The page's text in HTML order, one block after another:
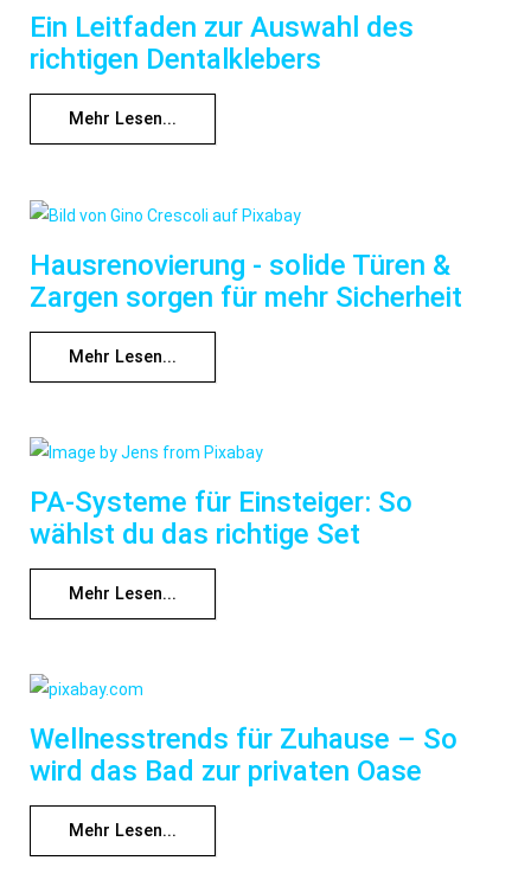
Ein Leitfaden zur Auswahl des
richtigen Dentalklebers
Mehr Lesen...
Hausrenovierung - solide Türen &
Zargen sorgen für mehr Sicherheit
Mehr Lesen...
PA-Systeme für Einsteiger: So
wählst du das richtige Set
Mehr Lesen...
Wellnesstrends für Zuhause – So
wird das Bad zur privaten Oase
Mehr Lesen...